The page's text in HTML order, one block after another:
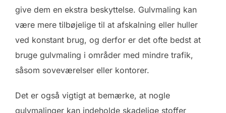
give dem en ekstra beskyttelse. Gulvmaling kan
være mere tilbøjelige til at afskalning eller huller
ved konstant brug, og derfor er det ofte bedst at
bruge gulvmaling i områder med mindre trafik,
såsom soveværelser eller kontorer.
Det er også vigtigt at bemærke, at nogle
gulvmalinger kan indeholde skadelige stoffer